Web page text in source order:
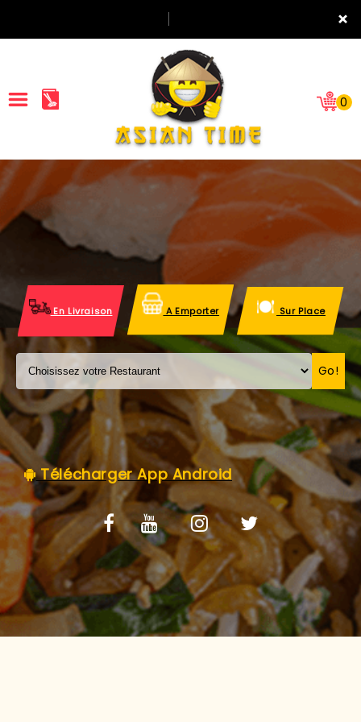
×
ACCUEIL
LA CARTE
VOS AVIS
MENTIONS LÉGALES
C.G.V
0
En Livraison A Emporter Sur Place
Go!
Télécharger App Android